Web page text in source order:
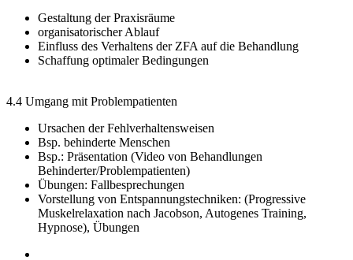
Gestaltung der Praxisräume
organisatorischer Ablauf
Einfluss des Verhaltens der ZFA auf die Behandlung
Schaffung optimaler Bedingungen
4.4 Umgang mit Problempatienten
Ursachen der Fehlverhaltensweisen
Bsp. behinderte Menschen
Bsp.: Präsentation (Video von Behandlungen
Behinderter/Problempatienten)
Übungen: Fallbesprechungen
Vorstellung von Entspannungstechniken: (Progressive
Muskelrelaxation nach Jacobson, Autogenes Training,
Hypnose), Übungen